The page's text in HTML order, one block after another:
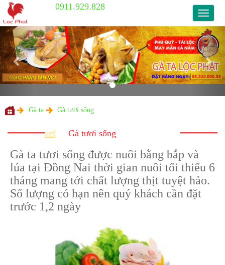
0911.929.828
Previous
Gà tươi sống
Gà ta tươi sống được nuôi bằng bắp và
lúa tại Đồng Nai thời gian nuôi tối thiểu 6
tháng mang tới chất lượng thịt tuyệt hảo.
Số lượng có hạn nên quý khách cần đặt
trước 1,2 ngày